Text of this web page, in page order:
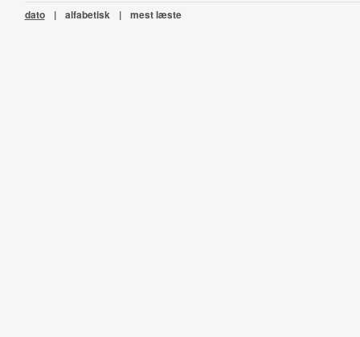
dato | alfabetisk | mest læste